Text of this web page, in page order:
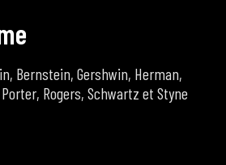
e
Bernstein, Gershwin, Herman,
Rogers, Schwartz et Styne